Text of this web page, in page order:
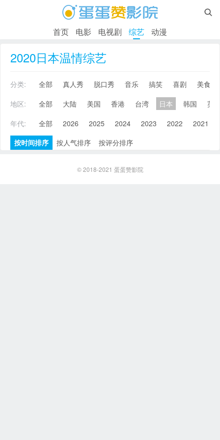

首页 电影 电视剧 综艺 动漫
2020日本温情综艺
分类: 全部 真人秀 脱口秀 音乐 搞笑 喜剧
美食
地区:
全部 大陆 美国 香港 台湾 日本 韩国
英
年代:
全部 2026 2025 2024 2023 2022 2021
按时间排序
按人气排序 按评分排序
© 2018-2021 蛋蛋赞影院